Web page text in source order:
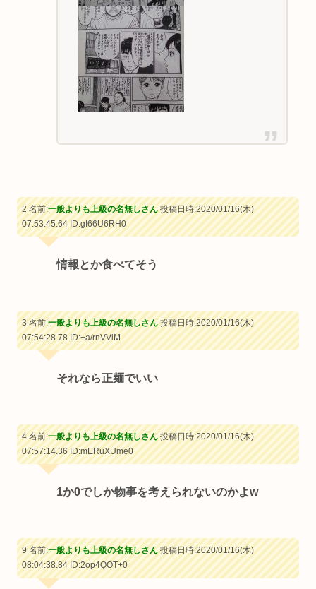
2 名前:一般よりも上級の名無しさん投稿日時:2020/01/16(木)
07:53:45.64ID:gI66U6RH0
情報とか食べてそう
3 名前:一般よりも上級の名無しさん投稿日時:2020/01/16(木)
07:54:28.78ID:+a/rnVViM
それなら正麺でいい
4 名前:一般よりも上級の名無しさん投稿日時:2020/01/16(木)
07:57:14.36ID:mERuXUme0
1か0でしか物事を考えられないのかよw
9 名前:一般よりも上級の名無しさん投稿日時:2020/01/16(木)
08:04:38.84ID:2op4QOT+0